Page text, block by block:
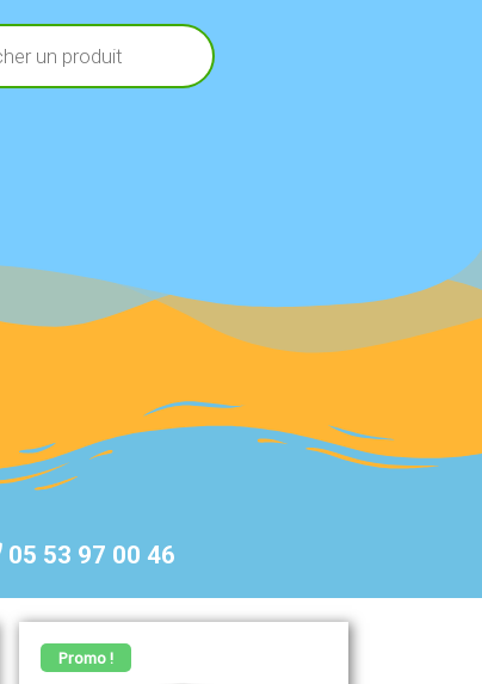
05 53 97 00 46
Promo !